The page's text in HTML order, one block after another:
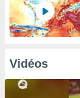
Vidéos